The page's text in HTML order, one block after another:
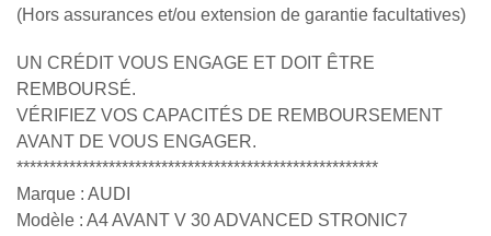
(Hors assurances et/ou extension de garantie facultatives)
UN CRÉDIT VOUS ENGAGE ET DOIT ÊTRE
REMBOURSÉ.
VÉRIFIEZ VOS CAPACITÉS DE REMBOURSEMENT
AVANT DE VOUS ENGAGER.
*******************************************************
Marque : AUDI
Modèle : A4 AVANT V 30 ADVANCED STRONIC7